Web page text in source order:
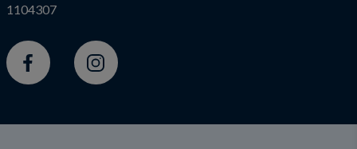
1104307
Facebook Instagram